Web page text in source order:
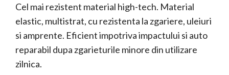
Cel mai rezistent material high-tech. Material
elastic, multistrat, cu rezistenta la zgariere, uleiuri
si amprente. Eficient impotriva impactului si auto
reparabil dupa zgarieturile minore din utilizare
zilnica.